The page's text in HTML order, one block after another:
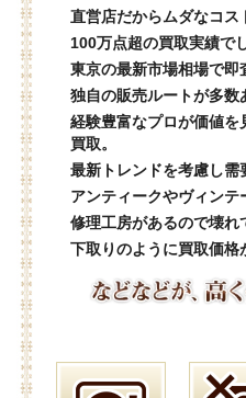
直営店だからムダなコス
100万点超の買取実績で
東京の最新市場相場で即
独自の販売ルートが多数
経験豊富なプロが価値
買取。
最新トレンドを考慮し需
アンティークやヴィンテ
修理工房があるので壊れ
下取りのように買取価格